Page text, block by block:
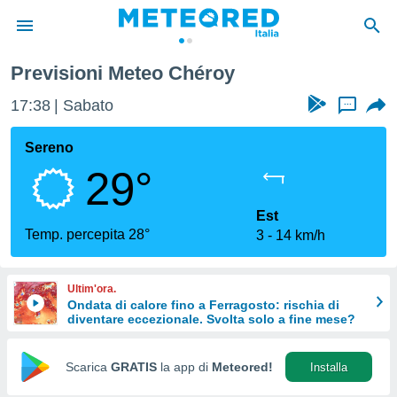
di
per
le
di
Web
Previsioni Meteo Chéroy
17:38 Sabato ...
Sereno
29°
Temp. percepita 28°
Est
3
14 km/h
Ultim'ora.
Ondata di calore fino a Ferragosto: rischia di
diventare eccezionale. Svolta solo a fine mese?
Scarica GRATIS la app di Meteored! Installa